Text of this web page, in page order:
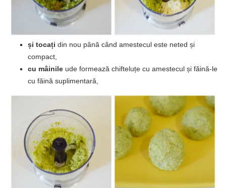
și tocați din nou până când amestecul este neted și
compact,
cu mâinile ude formează chifteluțe cu amestecul și făină-le
cu făină suplimentară,